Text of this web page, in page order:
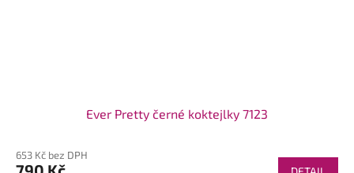
Ever Pretty černé koktejlky 7123
653 Kč bez DPH